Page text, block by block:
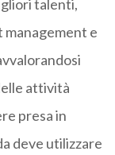
talenti,
e
attività
presa in
deve utilizzare